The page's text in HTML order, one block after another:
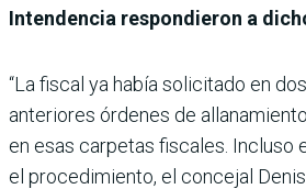
Intendencia respondieron a
“La fiscal ya había solicitado en
anteriores órdenes de
en esas carpetas fiscales. Incluso
el procedimiento, el concejal